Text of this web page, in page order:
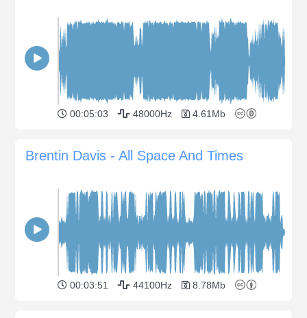
00:05:03 48000Hz 4.61Mb
Brentin Davis - All Space And Times
00:03:51 44100Hz 8.78Mb